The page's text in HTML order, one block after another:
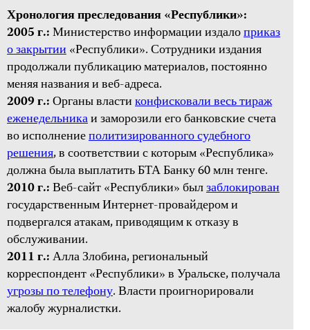
Хронология преследования «Республики»:
2005 г.:Министерство информации издалоприказ
о закрытии«Республики». Сотрудники издания
продолжали публикацию материалов, постоянно
меняя названия и веб-адреса.
2009 г.:Органы властиконфисковали весь тираж
еженедельникаи заморозили его банковские счета
во исполнениеполитизированного судебного
решения, в соответствии с которым «Республика»
должна была выплатить БТА Банку 60 млн тенге.
2010 г.:Веб-сайт «Республики» былзаблокирован
государственным Интернет-провайдером и
подвергался атакам, приводящим к отказу в
обслуживании.
2011 г.:Алла Злобина, региональный
корреспондент «Республики» в Уральске, получала
угрозы по телефону. Власти проигнорировали
жалобу журналистки.